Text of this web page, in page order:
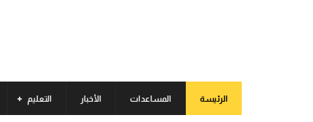
الرئيسة المساعدات الأخبار التعليم